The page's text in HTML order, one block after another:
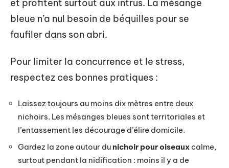
et profitent surtout aux intrus. La mésange
bleue n’a nul besoin de béquilles pour se
faufiler dans son abri.
Pour limiter la concurrence et le stress,
respectez ces bonnes pratiques :
Laissez toujours au moins dix mètres entre deux
nichoirs. Les mésanges bleues sont territoriales et
l’entassement les décourage d’élire domicile.
Gardez la zone autour dunichoir pour oiseaux calme,
surtout pendant la nidification : moins il y a de